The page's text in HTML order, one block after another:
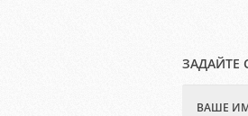
ЗАДАЙТЕ
ВАШЕ